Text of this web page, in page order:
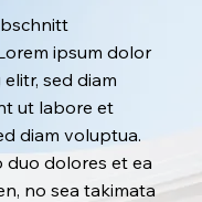
ipsum dolor
sed diam
ut labore et
diam voluptua.
duo dolores et ea
no sea takimata